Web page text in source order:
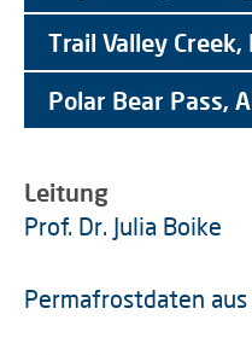
Trail Valley Creek,
Polar Bear Pass,
Leitung
Prof. Dr. Julia Boike
Permafrostdaten